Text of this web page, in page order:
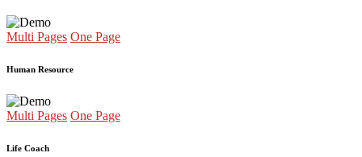
Multi Pages One Page
Human Resource
Multi Pages One Page
Life Coach